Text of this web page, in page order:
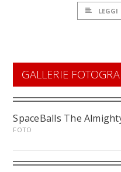
LEGGI
GALLERIE
SpaceBalls The
FOTO